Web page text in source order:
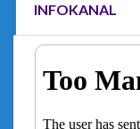
INFOKANAL